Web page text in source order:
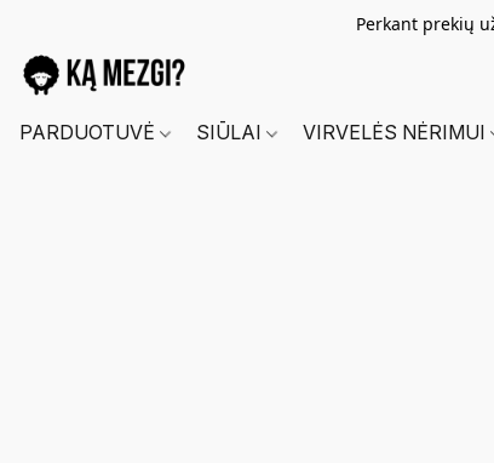
Perkant prekių
PARDUOTUVĖ SIŪLAI VIRVELĖS NĖRIMUI